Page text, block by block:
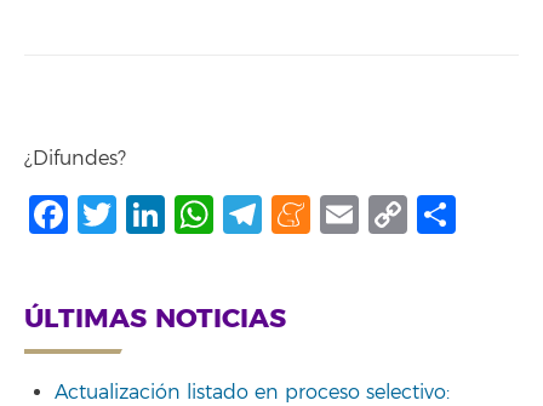
¿Difundes?
Facebook
Twitter
LinkedIn
WhatsApp
Telegram
Meneame
Email
Copy
ÚLTIMAS NOTICIAS
Actualización listado en proceso selectivo: